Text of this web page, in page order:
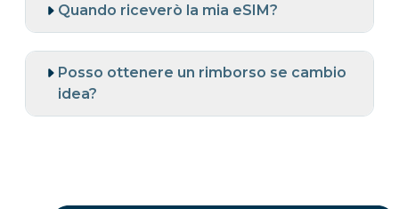
Quando riceverò la mia eSIM?
Posso ottenere un rimborso se cambio
idea?